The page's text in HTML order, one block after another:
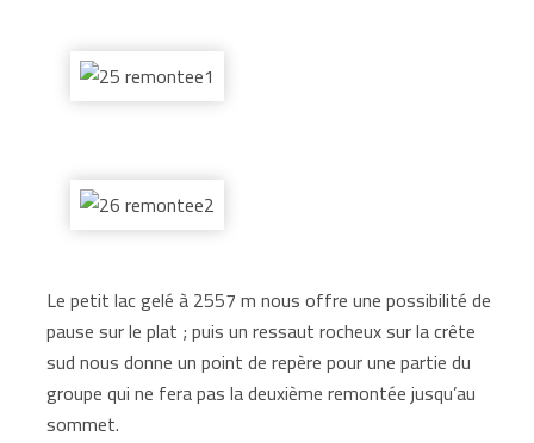
Le petit lac gelé à 2557 m nous offre une possibilité de
pause sur le plat ; puis un ressaut rocheux sur la crête
sud nous donne un point de repère pour une partie du
groupe qui ne fera pas la deuxième remontée jusqu’au
sommet.